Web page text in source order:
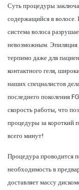
Суть процедуры
содержащийся в волосе.
система волоса
невозможным. Эпиляция
терпимо даже для
контактного геля,
наших специалистов
последнего поколения
скорость работы, что
процедуры за короткий
всего минут!
Процедура проводится
необходимость в
доставляет массу